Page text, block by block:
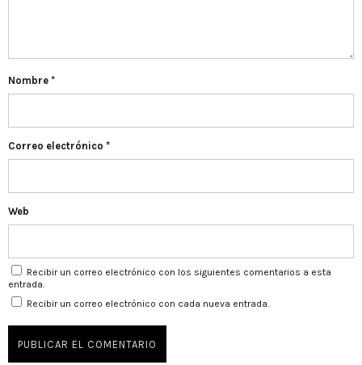
Nombre *
Correo electrónico *
Web
Recibir un correo electrónico con los siguientes comentarios a esta
entrada.
Recibir un correo electrónico con cada nueva entrada.